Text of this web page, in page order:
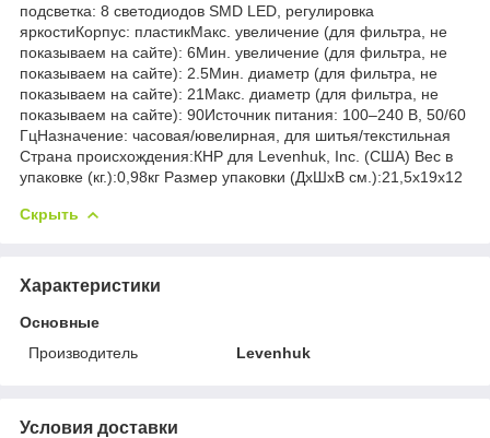
подсветка: 8 светодиодов SMD LED, регулировка
яркостиКорпус: пластикМакс. увеличение (для фильтра, не
показываем на сайте): 6Мин. увеличение (для фильтра, не
показываем на сайте): 2.5Мин. диаметр (для фильтра, не
показываем на сайте): 21Макс. диаметр (для фильтра, не
показываем на сайте): 90Источник питания: 100–240 В, 50/60
ГцНазначение: часовая/ювелирная, для шитья/текстильная
Страна происхождения:КНР для Levenhuk, Inc. (США) Вес в
упаковке (кг.):0,98кг Размер упаковки (ДхШхВ см.):21,5x19x12
Скрыть
Характеристики
Основные
Производитель
Levenhuk
Условия доставки